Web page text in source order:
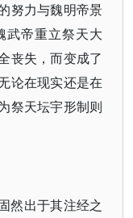
努力与魏明帝景
武帝重立祭天大
丧失，而变成了
论在现实还是在
祭天坛宇形制则
然出于其注经之